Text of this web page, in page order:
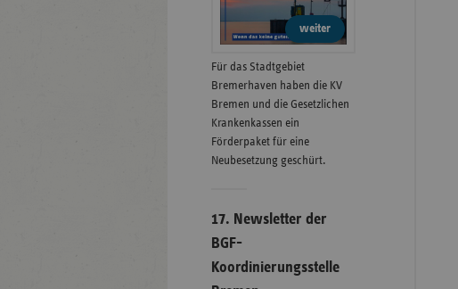
weiter
Für das Stadtgebiet
Bremerhaven haben die KV
Bremen und die Gesetzlichen
Krankenkassen ein
Förderpaket für eine
Neubesetzung geschürt.
17. Newsletter der
BGF-
Koordinierungsstelle